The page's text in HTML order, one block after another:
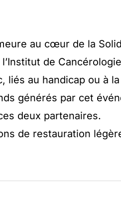
au cœur de la
de
liés au handicap ou à
générés par cet
deux partenaires.
de restauration